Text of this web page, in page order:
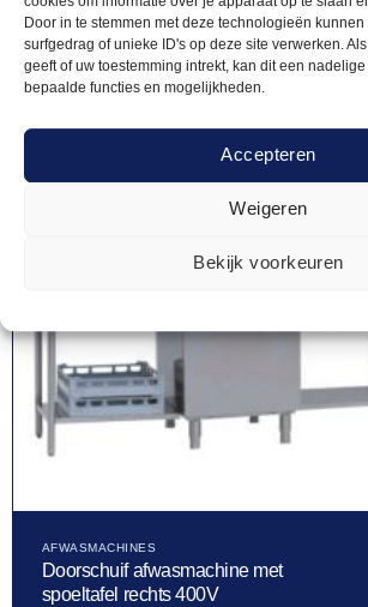
Door in te stemmen met deze technologieën
surfgedrag of unieke ID's op deze site verwerken.
geeft of uw toestemming intrekt, kan dit een
bepaalde functies en mogelijkheden.
Accepteren
Weigeren
Bekijk voorkeuren
AFWASMACHINES
Doorschuif afwasmachine met
spoeltafel rechts 400V